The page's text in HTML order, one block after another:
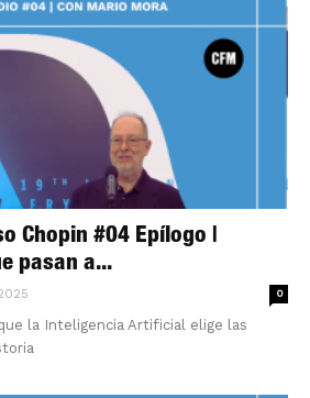
Chopin #04 Epílogo |
pasan a...
0
la Inteligencia Artificial elige las